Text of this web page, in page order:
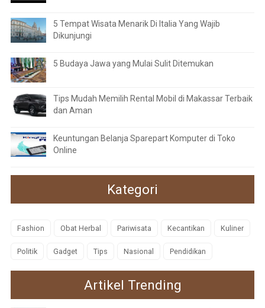
5 Tempat Wisata Menarik Di Italia Yang Wajib
Dikunjungi
5 Budaya Jawa yang Mulai Sulit Ditemukan
Tips Mudah Memilih Rental Mobil di Makassar Terbaik
dan Aman
Keuntungan Belanja Sparepart Komputer di Toko
Online
Kategori
Fashion Obat Herbal Pariwisata Kecantikan Kuliner
Politik Gadget Tips Nasional Pendidikan
Artikel Trending